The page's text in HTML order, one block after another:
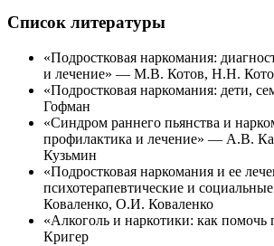
Список литературы
«Подростковая наркомания:
и лечение» — М.В. Котов, Н.Н.
«Подростковая наркомания: дети,
Гофман
«Синдром раннего пьянства и
профилактика и лечение» — А.В.
Кузьмин
«Подростковая наркомания и ее
психотерапевтические и
Коваленко, О.И. Коваленко
«Алкоголь и наркотики: как
Кригер